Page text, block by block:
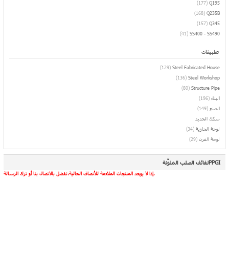
Q195
(177)
Q235B
(168)
Q345
(157)
SS400 - SS490
(41)
تطبيقات
Steel Fabricated House
(129)
Steel Workshop
(136)
Structure Pipe
(80)
البناء (196)
الصنع (149)
سكك الحديد
لوحة الحاوية (34)
لوحة الفرن (29)
لفائف الصلب الملوّنةPPGI
إذا لا يوجد المنتجات الملاءمة للأنصاف الحالية،تفضل بالاتصال بنا أو ترك الرسالة.